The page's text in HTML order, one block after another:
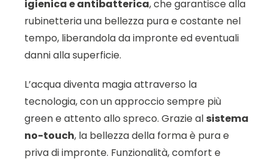
igienica e antibatterica, che garantisce alla
rubinetteria una bellezza pura e costante nel
tempo, liberandola da impronte ed eventuali
danni alla superficie.
L’acqua diventa magia attraverso la
tecnologia, con un approccio sempre più
green e attento allo spreco. Grazie al sistema
no-touch, la bellezza della forma è pura e
priva di impronte. Funzionalità, comfort e